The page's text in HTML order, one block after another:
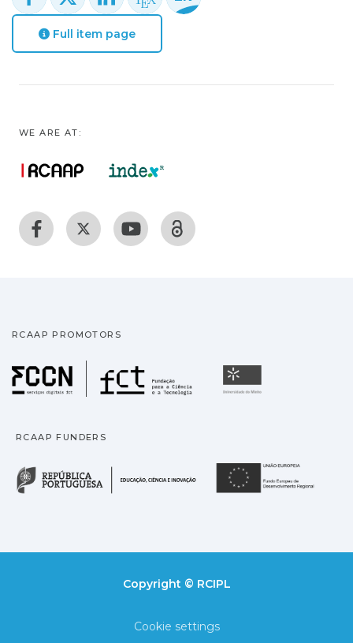
Full item page
WE ARE AT:
RCAAP PROMOTORS
Fundação para a
RCAAP FUNDERS
República Portuguesa
Copyright © RCIPL
Cookie settings